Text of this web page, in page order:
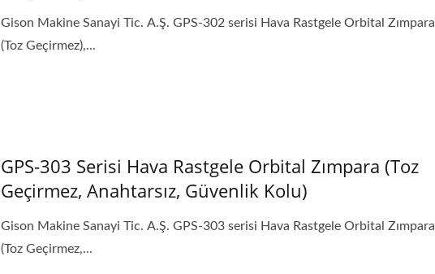
Gison Makine Sanayi Tic. A.Ş. GPS-302 serisi Hava Rastgele Orbital Zımpara
(Toz Geçirmez),...
GPS-303 Serisi Hava Rastgele Orbital Zımpara (Toz
Geçirmez, Anahtarsız, Güvenlik Kolu)
Gison Makine Sanayi Tic. A.Ş. GPS-303 serisi Hava Rastgele Orbital Zımpara
(Toz Geçirmez,...